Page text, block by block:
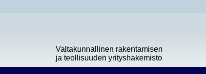
Valtakunnallinen rakentamisen
ja teollisuuden yrityshakemisto